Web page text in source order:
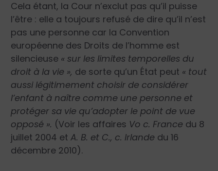
Cela étant, la Cour n’exclut pas qu’il puisse
l’être : elle a toujours refusé de dire qu’il n’est
pas une personne car la Convention
européenne des Droits de l’homme est
silencieuse « sur les limites temporelles du
droit à la vie », de sorte qu’un État peut « tout
aussi légitimement choisir de considérer
l’enfant à naître comme une personne et
protéger sa vie qu’adopter le point de vue
opposé ». (Voir les affaires Vo c. France du 8
juillet 2004 etA. B. et C., c. Irlande du 16
décembre 2010).